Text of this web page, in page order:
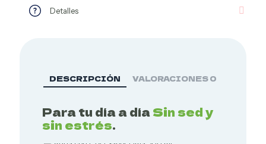
botellas
cantidad
Detalles
DESCRIPCIÓN VALORACIONES0
Para tu día a díaSin sed y
sin estrés.